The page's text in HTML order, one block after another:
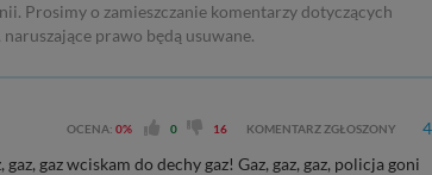
Prosimy o zamieszczanie komentarzy dotyczących
prawo będą usuwane.
OCENA: 0% 0 16 KOMENTARZ ZGŁOSZONY 4
gaz wciskam do dechy gaz! Gaz, gaz, gaz, policja goni